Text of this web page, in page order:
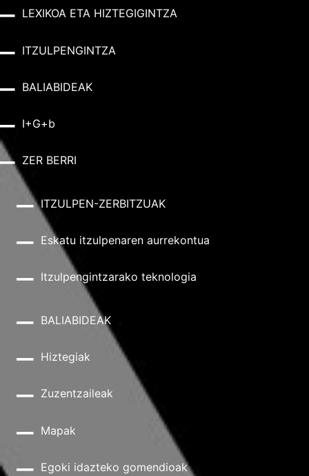
LEXIKOA ETA HIZTEGIGINTZA
ITZULPENGINTZA
BALIABIDEAK
I+G+b
ZER BERRI
ITZULPEN-ZERBITZUAK
Eskatu itzulpenaren aurrekontua
Itzulpengintzarako teknologia
BALIABIDEAK
Hiztegiak
Zuzentzaileak
Mapak
Egoki idazteko gomendioak